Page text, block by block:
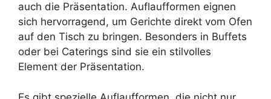
auch die Präsentation. Auflaufformen eignen
sich hervorragend, um Gerichte direkt vom Ofen
auf den Tisch zu bringen. Besonders in Buffets
oder bei Caterings sind sie ein stilvolles
Element der Präsentation.